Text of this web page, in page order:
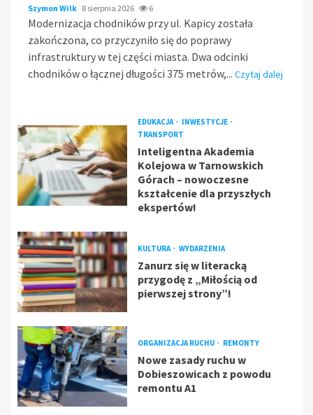
Szymon Wilk 8 sierpnia 2026 6
Modernizacja chodników przy ul. Kapicy została
zakończona, co przyczyniło się do poprawy
infrastruktury w tej części miasta. Dwa odcinki
chodników o łącznej długości 375 metrów,... Czytaj dalej
EDUKACJA
INWESTYCJE
TRANSPORT
Inteligentna Akademia
Kolejowa w Tarnowskich
Górach – nowoczesne
kształcenie dla przyszłych
ekspertów!
KULTURA WYDARZENIA
Zanurz się w literacką
przygodę z „Miłością od
pierwszej strony”!
ORGANIZACJA RUCHU REMONTY
Nowe zasady ruchu w
Dobieszowicach z powodu
remontu A1